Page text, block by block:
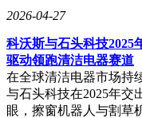
2026-04-27
科沃斯与石头科技2025
驱动领跑清洁电器赛道
在全球清洁电器市场持
与石头科技在2025年交
眼，擦窗机器人与割草